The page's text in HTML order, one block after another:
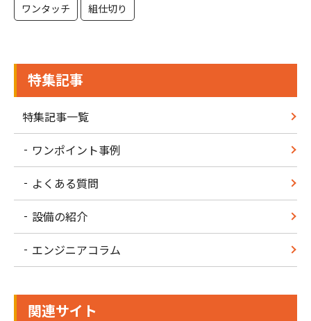
ワンタッチ
組仕切り
特集記事
特集記事一覧
ワンポイント事例
よくある質問
設備の紹介
エンジニアコラム
関連サイト